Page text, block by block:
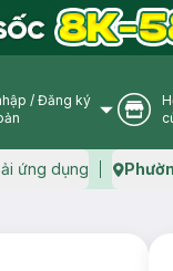
User Icon
/ Đăng ký
ứng dụng